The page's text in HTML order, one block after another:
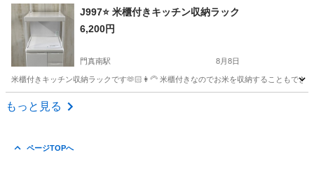
大阪 大阪狭山市 ベッド
J997⭐️ 米櫃付きキッチン収納ラック
6,200円
門真南駅 8月8日
米櫃付きキッチン収納ラックです🫶🏻👩‍🦳 米櫃付きなのでお米を収納することもで
大阪 門真市
もっと見る
ページTOPへ